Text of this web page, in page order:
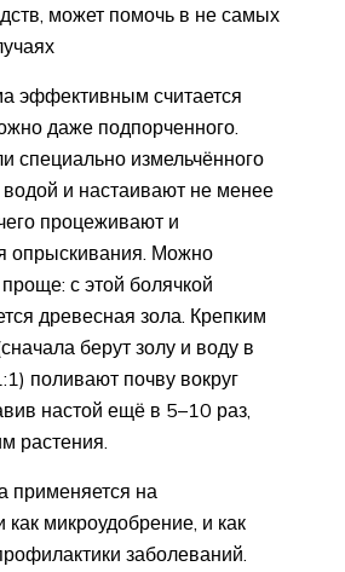
может помочь в не самых
эффективным считается
даже подпорченного.
специально измельчённого
и настаивают не менее
процеживают и
опрыскивания. Можно
с этой болячкой
древесная зола. Крепким
берут золу и воду в
поливают почву вокруг
настой ещё в 5–10 раз,
растения.
применяется на
как микроудобрение, и как
заболеваний.